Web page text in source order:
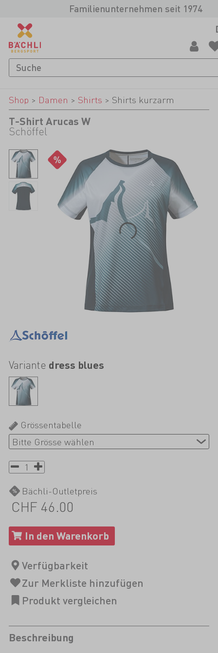
Familienunternehmen seit 1974
Shop > Damen > Shirts > Shirts kurzarm
T-Shirt Arucas W
Schöffel
Variante dress blues
Grössentabelle
Bächli-Outletpreis
CHF 46.00
Beschreibung